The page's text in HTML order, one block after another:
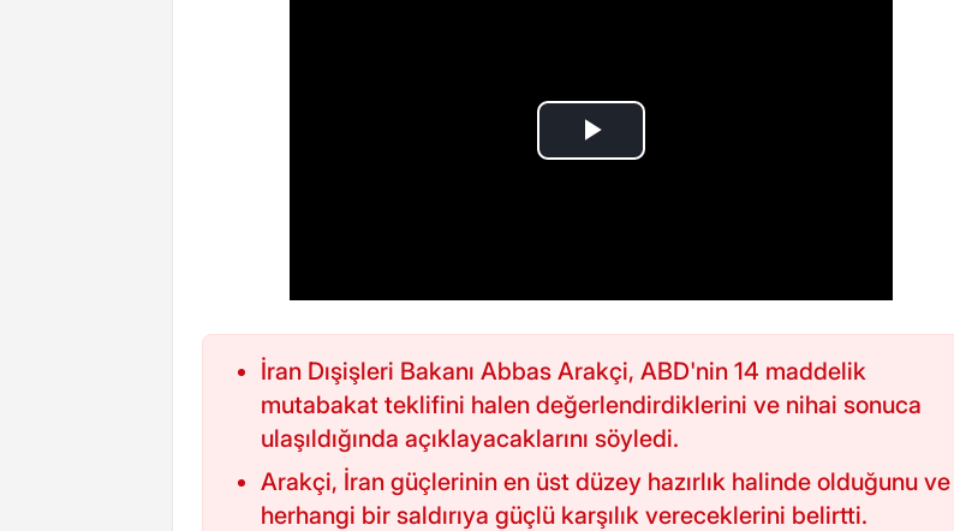
İran Dışişleri Bakanı Abbas Arakçi, ABD'nin 14 maddelik
mutabakat teklifini halen değerlendirdiklerini ve nihai sonuca
ulaşıldığında açıklayacaklarını söyledi.
Arakçi, İran güçlerinin en üst düzey hazırlık halinde olduğunu ve
herhangi bir saldırıya güçlü karşılık vereceklerini belirtti.